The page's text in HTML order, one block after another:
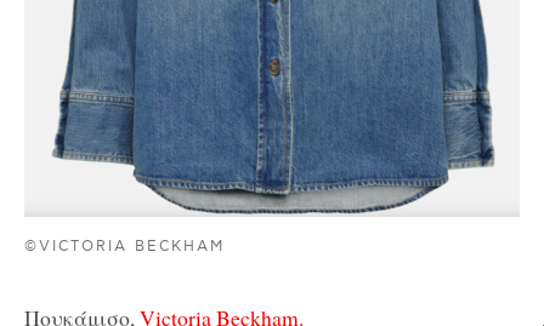
©VICTORIA BECKHAM
Πουκάμισο, Victoria Beckham.